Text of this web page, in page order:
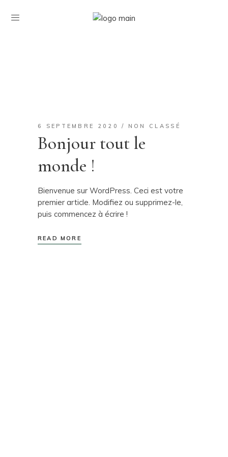
6 SEPTEMBRE 2020 NON CLASSÉ
Bonjour tout le
monde !
Bienvenue sur WordPress. Ceci est votre
premier article. Modifiez ou supprimez-le,
puis commencez à écrire !
READ MORE